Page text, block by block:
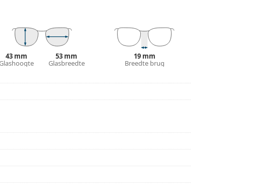
gebruik.
43 mm 53 mm
Glasbreedte
19 mm
Breedte brug